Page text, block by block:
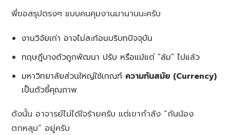
พี่ขอสรุปตรงๆ แบบคนคุมงานมานานนะครับ
งานวิจัยเก่า อาจไม่สะท้อนบริบทปัจจุบัน
ทฤษฎีบางตัวถูกพัฒนา ปรับ หรือแม้แต่ “ล้ม” ไปแล้ว
มหาวิทยาลัยส่วนใหญ่ใช้เกณฑ์ ความทันสมัย (Currency)
เป็นตัวชี้คุณภาพ
ดังนั้น อาจารย์ไม่ได้ใจร้ายครับ แต่เขากำลัง “กันน้อง
ตกหลุม” อยู่ครับ